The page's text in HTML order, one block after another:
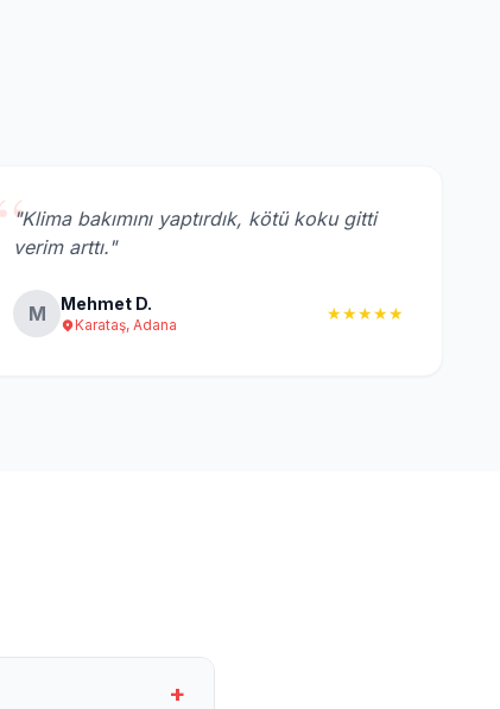
"Klima bakımını yaptırdık, kötü koku gitti
verim arttı."
M Mehmet D.
Karataş, Adana
★★★★★
+